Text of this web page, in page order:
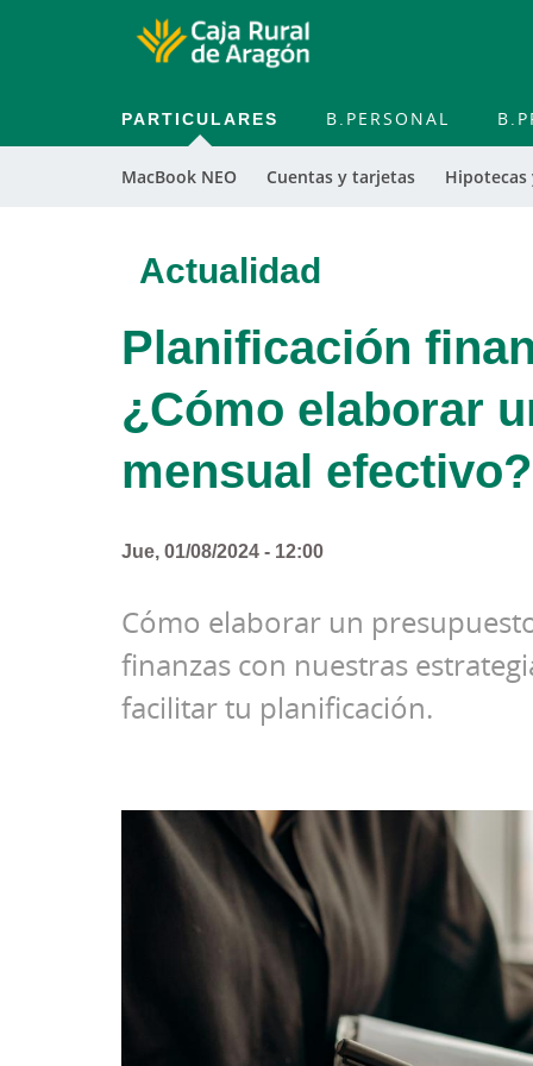
PARTICULARES
MacBook NEO Cuentas y tarjetas Hipotecas
B.PERSONAL
Actualidad
Planificación
¿Cómo elaborar
mensual efectivo?
Jue, 01/08/2024 - 12:00
Cómo elaborar un
finanzas con nuestras
facilitar tu planificación.